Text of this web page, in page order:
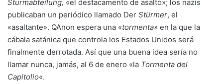
Sturmabteilung, «el destacamento de asalto»; los nazis
publicaban un periódico llamado Der Stürmer, el
«asaltante». QAnon espera una «tormenta» en la que la
cábala satánica que controla los Estados Unidos será
finalmente derrotada. Así que una buena idea sería no
llamar nunca, jamás, al 6 de enero «la Tormenta del
Capitolio«.